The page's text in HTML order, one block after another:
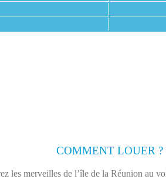
COMMENT LOUER ?
les merveilles de l’île de la Réunion au